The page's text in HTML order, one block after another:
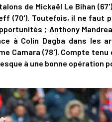
de Mickaël Le Bihan
(70'). Toutefois, il ne faut
; Anthony
à Colin Dagba dans les
Camara (78'). Compte tenu
à une bonne opération